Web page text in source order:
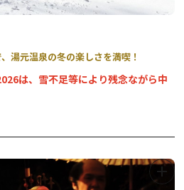
湯元温泉の冬の楽しさを満喫！
は、雪不足等により残念ながら中
ント！日光自然ガイド協議会による
、奥日光湯元温泉旅館協同組合による